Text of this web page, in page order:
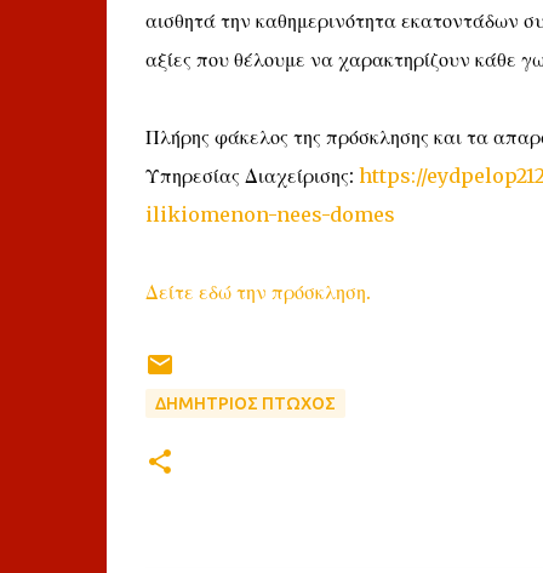
αισθητά την καθημερινότητα εκατοντάδων
αξίες που θέλουμε να χαρακτηρίζουν κάθε
Πλήρης φάκελος της πρόσκλησης και τα
Υπηρεσίας Διαχείρισης: https://
ilikiomenon-nees-domes
Δείτε εδώ την πρόσκληση.
ΔΗΜΗΤΡΙΟΣ ΠΤΩΧΟΣ